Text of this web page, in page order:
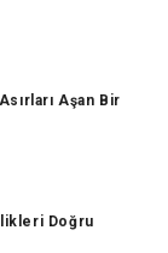
Aşan Bir
Doğru